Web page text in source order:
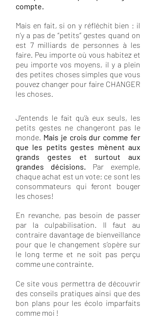
compte.
Mais en fait, si on y réfléchit bien : il
n’y a pas de “petits” gestes quand on
est 7 milliards de personnes à les
faire. Peu importe où vous habitez et
peu importe vos moyens, il y a plein
des petites choses simples que vous
pouvez changer pour faire CHANGER
les choses.
J’entends le fait qu’à eux seuls, les
petits gestes ne changeront pas le
monde. Mais je crois dur comme fer
que les petits gestes mènent aux
grands gestes et surtout aux
grandes décisions. Par exemple,
chaque achat est un vote; ce sont les
consommateurs qui feront bouger
les choses!
En revanche, pas besoin de passer
par la culpabilisation. Il faut au
contraire davantage de bienveillance
pour que le changement s’opère sur
le long terme et ne soit pas perçu
comme une contrainte.
Ce site vous permettra de découvrir
des conseils pratiques ainsi que des
bon plans pour les écolo imparfaits
comme moi !